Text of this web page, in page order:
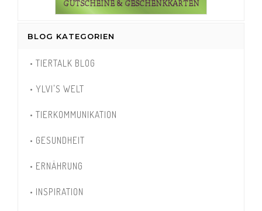
BLOG KATEGORIEN
• TIERTALK BLOG
• YLVI'S WELT
• TIERKOMMUNIKATION
• GESUNDHEIT
• ERNÄHRUNG
• INSPIRATION